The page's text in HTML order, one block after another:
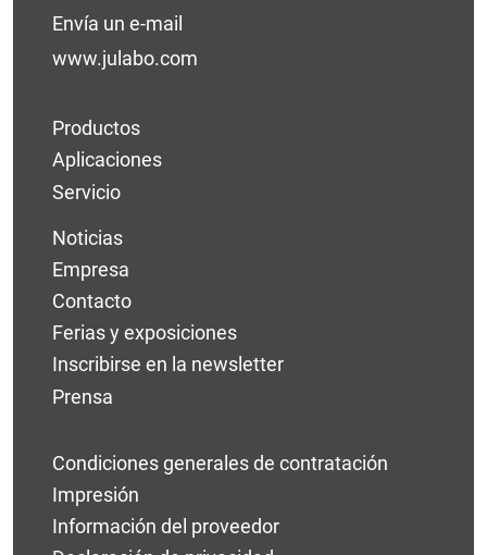
Envía un e-mail
www.julabo.com
Productos
Aplicaciones
Servicio
Noticias
Empresa
Contacto
Ferias y exposiciones
Inscribirse en la newsletter
Prensa
Condiciones generales de contratación
Impresión
Información del proveedor